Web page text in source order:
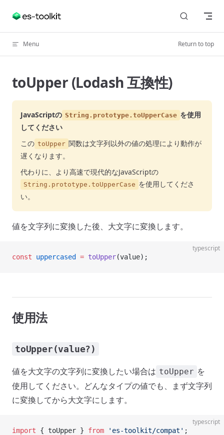
Skip to content
Menu Return to top
toUpper (Lodash 互換性)
JavaScriptの String.prototype.toUpperCase を使用
してください
この toUpper 関数は文字列以外の値の処理により動作が
遅くなります。
代わりに、より高速で現代的なJavaScriptの
String.prototype.toUpperCase を使用してくださ
い。
値を文字列に変換した後、大文字に変換します。
typescript
const uppercased = toUpper(value);
使用法
toUpper(value?)
値を大文字の文字列に変換したい場合は toUpper を
使用してください。どんなタイプの値でも、まず文字列
に変換してから大文字にします。
typescript
import { toUpper } from 'es-toolkit/compat' ;